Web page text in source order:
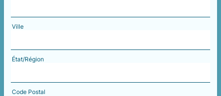
Ville
État/Région
Code Postal